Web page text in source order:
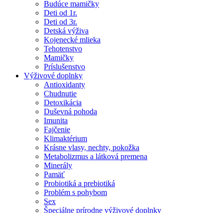
Budúce mamičky
Deti od 1r.
Deti od 3r.
Detská výživa
Kojenecké mlieka
Tehotenstvo
Mamičky
Príslušenstvo
Výživové doplnky
Antioxidanty
Chudnutie
Detoxikácia
Duševná pohoda
Imunita
Fajčenie
Klimaktérium
Krásne vlasy, nechty, pokožka
Metabolizmus a látková premena
Minerály
Pamäť
Probiotiká a prebiotiká
Problém s pohybom
Sex
Špeciálne prírodne výživové doplnky